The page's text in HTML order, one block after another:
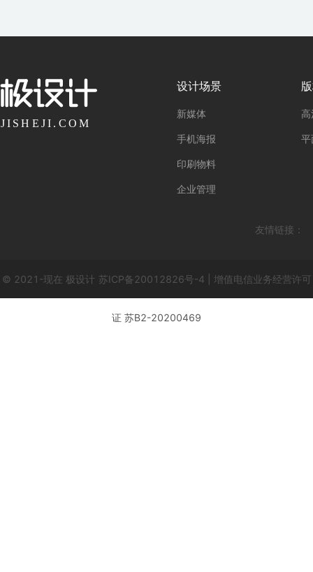
设计场景
新媒体
手机海报
印刷物料
企业管理
平
友情链接：
© 2021-现在 极设计 苏ICP备20012826号-4 | 增值电信业务经营许可
证 苏B2-20200469